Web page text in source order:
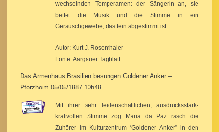
wechselnden Temperament der Sängerin an, sie
bettet die Musik und die Stimme in ein
Geräuschgewebe, das fein abgestimmt ist…
Autor: Kurt J. Rosenthaler
Fonte: Aargauer Tagblatt
Das Armenhaus Brasilien besungen Goldener Anker –
Pforzheim 05/05/1987 10h49
Mit ihrer sehr leidenschaftlichen, ausdrucksstark-
kraftvollen Stimme zog Maria da Paz rasch die
Zuhörer im Kulturzentrum “Goldener Anker” in den